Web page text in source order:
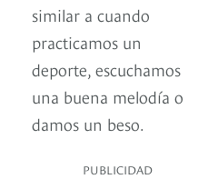
similar a cuando
practicamos un
deporte, escuchamos
una buena melodía o
damos un beso.
PUBLICIDAD